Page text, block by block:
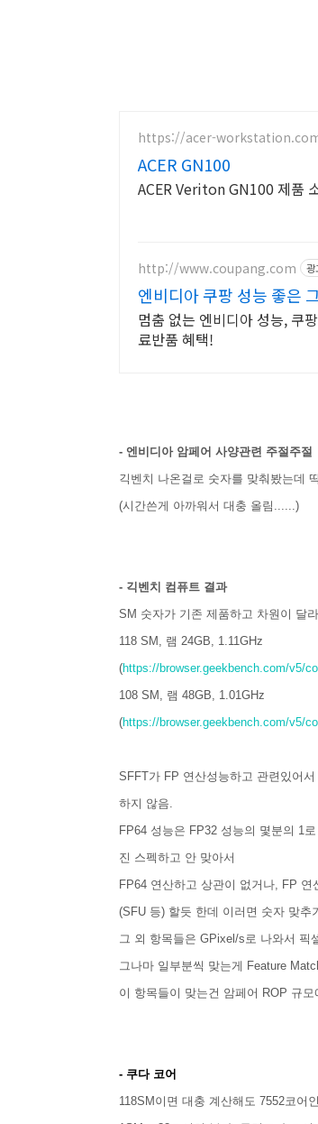
https://acer-
ACER GN100
ACER Veriton GN100 제품
http://www.coupang.com 광
엔비디아 쿠팡 성능 좋은
멈춤 없는 엔비디아 성능, 쿠
료반품 혜택!
- 엔비디아 암페어 사양관련 주절주절
긱벤치 나온걸로 숫자를 맞춰봤는데
(시간쓴게 아까워서 대충 올림......)
- 긱벤치 컴퓨트 결과
SM 숫자가 기존 제품하고 차원이 달
118 SM, 램 24GB, 1.11GHz
(https://browser.geekbench.com/v5/
108 SM, 램 48GB, 1.01GHz
(https://browser.geekbench.com/v5/
SFFT가 FP 연산성능하고 관련있어
하지 않음.
FP64 성능은 FP32 성능의 몇분의 1
진 스펙하고 안 맞아서
FP64 연산하고 상관이 없거나, FP
(SFU 등) 할듯 한데 이러면 숫자 맞추
그 외 항목들은 GPixel/s로 나와서 픽
그나마 일부분씩 맞는게 Feature
이 항목들이 맞는건 암페어 ROP 규
- 쿠다 코어
118SM이면 대충 계산해도 7552코어